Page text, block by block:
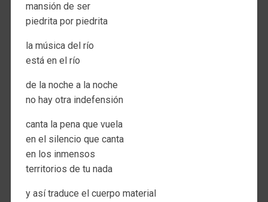
mansión de ser
piedrita por piedrita
la música del río
está en el río
de la noche a la noche
no hay otra indefensión
canta la pena que vuela
en el silencio que canta
en los inmensos
territorios de tu nada
y así traduce el cuerpo material